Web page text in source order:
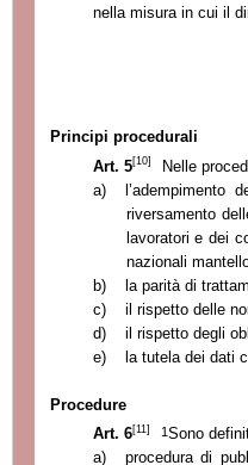
nella misura in cui il
Principi procedurali
Art. 5[10]
Nelle
a)
riversamento
lavoratori e dei
nazionali
b)
la parità di
c)
il rispetto delle
d)
il rispetto degli
e)
la tutela dei dati
Procedure
Art. 6[11] 1Sono
a)
procedura di